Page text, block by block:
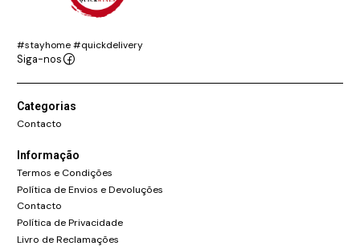
#stayhome #quickdelivery
Siga-nos
Categorias
Contacto
Informação
Termos e Condições
Política de Envios e Devoluções
Contacto
Política de Privacidade
Livro de Reclamações